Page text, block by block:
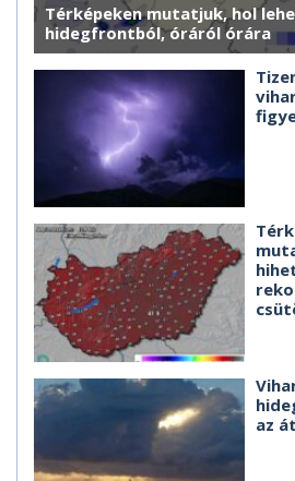
Térképeken mutatjuk, hol
hidegfrontból, óráról órára
az